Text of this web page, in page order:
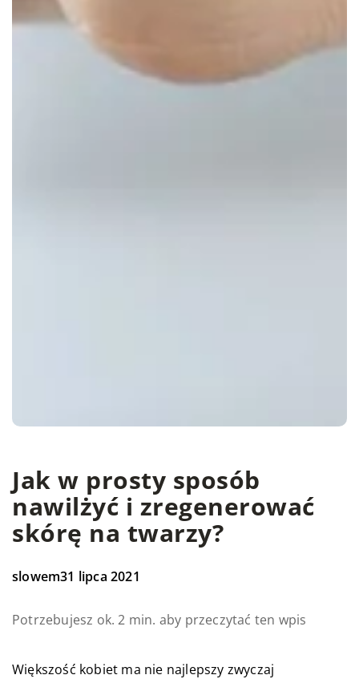
Jak w prosty sposób
nawilżyć i zregenerować
skórę na twarzy?
slowem31 lipca 2021
Potrzebujesz ok. 2 min. aby przeczytać ten wpis
Większość kobiet ma nie najlepszy zwyczaj